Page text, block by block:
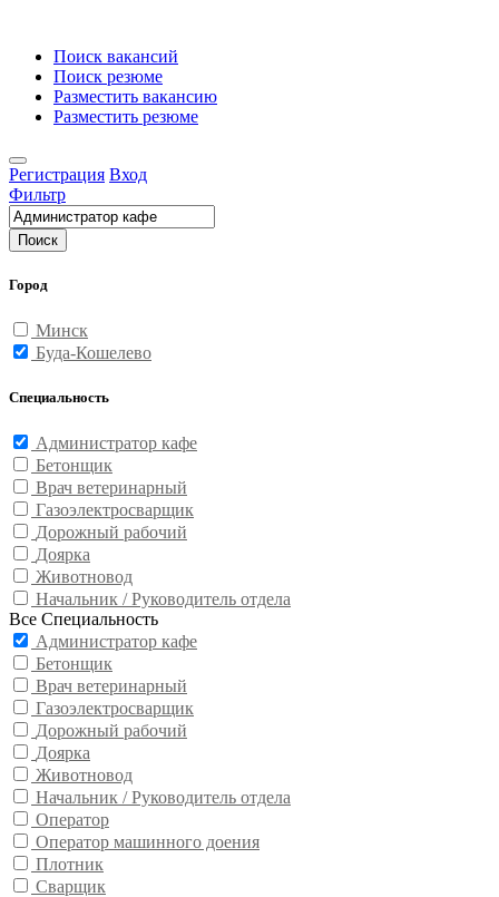
Поиск вакансий
Поиск резюме
Разместить вакансию
Разместить резюме
Регистрация Вход
Фильтр
Поиск
Город
Минск
Буда-Кошелево
Специальность
Администратор кафе
Бетонщик
Врач ветеринарный
Газоэлектросварщик
Дорожный рабочий
Доярка
Животновод
Начальник / Руководитель отдела
Все Специальность
Администратор кафе
Бетонщик
Врач ветеринарный
Газоэлектросварщик
Дорожный рабочий
Доярка
Животновод
Начальник / Руководитель отдела
Оператор
Оператор машинного доения
Плотник
Сварщик